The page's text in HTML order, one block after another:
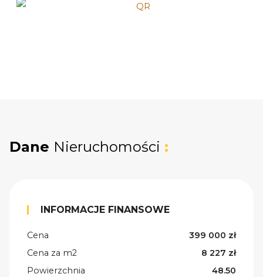
Dane Nieruchomości :
INFORMACJE FINANSOWE
Cena
399 000 zł
Cena za m2
8 227 zł
Powierzchnia
48.50